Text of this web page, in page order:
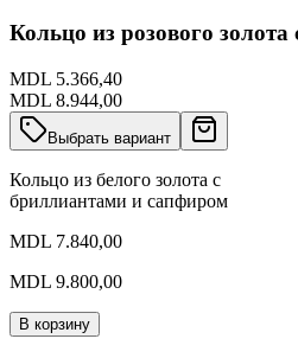
Кольцо из розового
MDL 5.366,40
MDL 8.944,00
Выбрать вариант
Кольцо из белого золота с
бриллиантами и сапфиром
MDL 7.840,00
MDL 9.800,00
В корзину